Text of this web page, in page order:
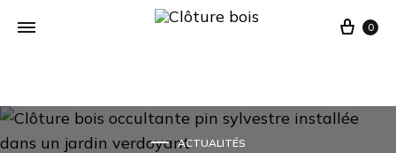
Cart
0
ACTUALITÉS